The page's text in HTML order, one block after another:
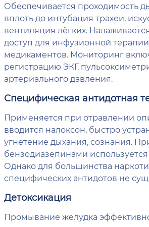
Обеспечивается проходимость
вплоть до интубация трахеи,
вентиляция лёгких.
доступ для инфузионной
медикаментов. Мониторинг
регистрацию ЭКГ,
артериального давления.
Специфическая антидотная
Применяется при отравлении
вводится налоксон, быстро
угнетение дыхания, сознания.
бензодиазепинами
Однако для большинства
специфических антидотов не
Детоксикация
Промывание желудка